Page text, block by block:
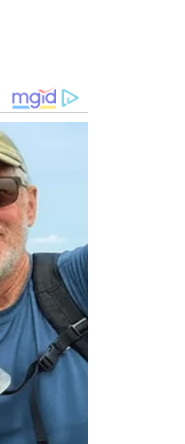
uma
equívocos
do
um pai de
Distrito
esteja
com
laudos
—